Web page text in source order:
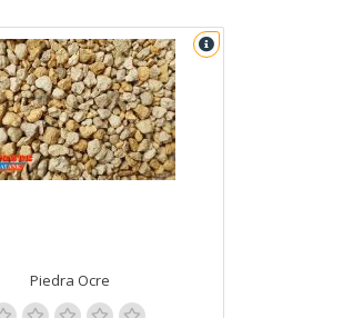
Piedra Ocre